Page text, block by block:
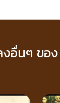
อื่นๆ ขอ